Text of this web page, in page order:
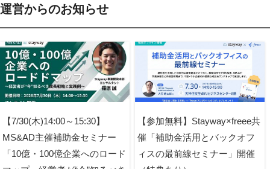
運営からのお知らせ
【7/30(木)14:00～15:30】
MS&AD主催補助金セミナー
「10億・100億企業へのロード
【参加無料】Stayway×freee共
催「補助金活用とバックオフ
ィスの最前線セミナー」開催